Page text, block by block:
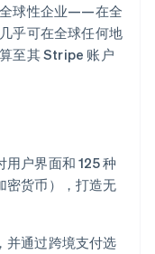
球性企业——在全
乎可在全球任何地
至其 Stripe 账户
用户界面和 125 种
密货币），打造无
并通过跨境支付选